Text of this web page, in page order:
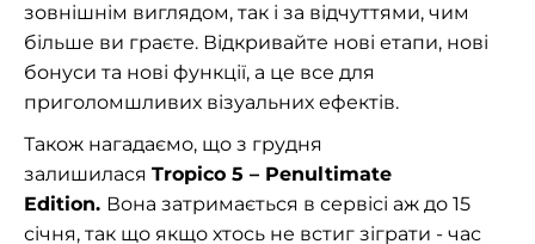
зовнішнім виглядом, так і за відчуттями, чим
більше ви граєте. Відкривайте нові етапи, нові
бонуси та нові функції, а це все для
приголомшливих візуальних ефектів.
Також нагадаємо, що з грудня
залишилася Tropico 5 – Penultimate
Edition. Вона затримається в сервісі аж до 15
січня, так що якщо хтось не встиг зіграти - час